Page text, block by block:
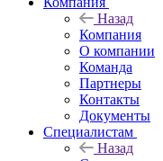
Назад
Компания
О компании
Команда
Партнеры
Контакты
Документы
Специалистам
Назад